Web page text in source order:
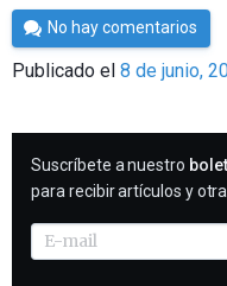
Por
César
Tomé
No hay comentarios
Publicado el8 de junio,
SUSCRIBIRME
Suscríbete a nuestro
para recibir artículos y